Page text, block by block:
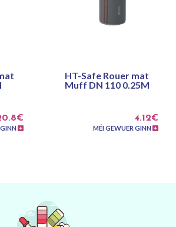
HT-Safe Rouer mat
Muff DN 110 0.25M
4.12€
MÉI GEWUER GINN